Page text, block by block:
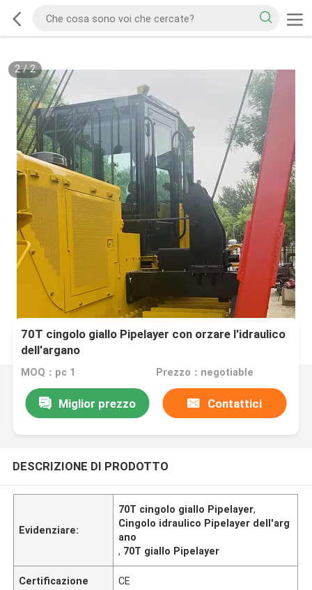
2/2
70T cingolo giallo Pipelayer con orzare l'idraulico
dell'argano
MOQ：pc 1 Prezzo：negotiable
Miglior prezzo Contattici
DESCRIZIONE DI PRODOTTO
Evidenziare:
70T cingolo giallo Pipelayer,
Cingolo idraulico Pipelayer dell'arg
ano
, 70T giallo Pipelayer
Certificazione CE